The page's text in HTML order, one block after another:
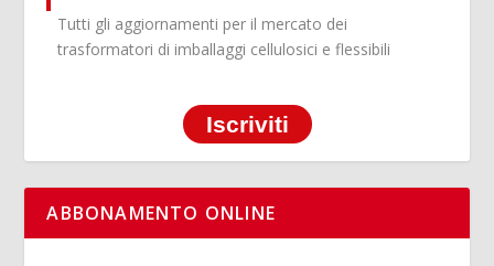
Tutti gli aggiornamenti per il mercato dei
trasformatori di imballaggi cellulosici e flessibili
Iscriviti
ABBONAMENTO ONLINE